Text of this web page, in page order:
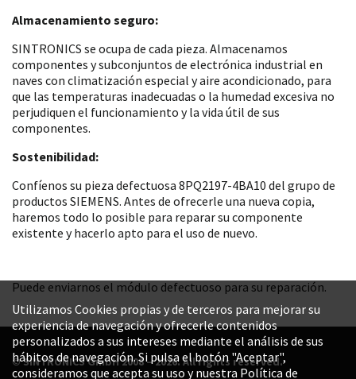
Almacenamiento seguro:
SINTRONICS se ocupa de cada pieza. Almacenamos
componentes y subconjuntos de electrónica industrial en
naves con climatización especial y aire acondicionado, para
que las temperaturas inadecuadas o la humedad excesiva no
perjudiquen el funcionamiento y la vida útil de sus
componentes.
Sostenibilidad:
Confíenos su pieza defectuosa 8PQ2197-4BA10 del grupo de
productos SIEMENS. Antes de ofrecerle una nueva copia,
haremos todo lo posible para reparar su componente
existente y hacerlo apto para el uso de nuevo.
Puede enviarnos el módulo defectuoso para su reparación.
© SINTRONICS GmbH 2008 – 2026. All rights reserved.
Utilizamos Cookies propias y de terceros para mejorar su
experiencia de navegación y ofrecerle contenidos
personalizados a sus intereses mediante el análisis de sus
hábitos de navegación. Si pulsa el botón "Aceptar",
consideramos que acepta su uso y nuestra Política de